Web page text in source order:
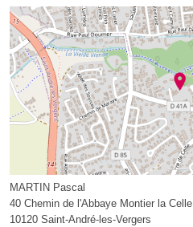
MARTIN Pascal
40 Chemin de l'Abbaye Montier la Celle
10120 Saint-André-les-Vergers